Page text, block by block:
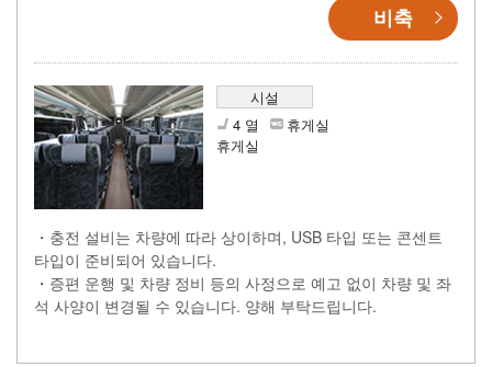
비축
시설
4 열
휴게실
휴게실
・충전 설비는 차량에 따라 상이하며, USB 타입 또는 콘센트
타입이 준비되어 있습니다.
・증편 운행 및 차량 정비 등의 사정으로 예고 없이 차량 및 좌
석 사양이 변경될 수 있습니다. 양해 부탁드립니다.